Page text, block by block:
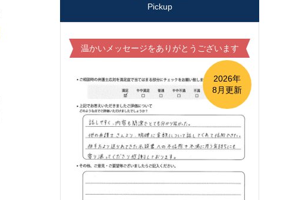
Pickup
温かいメッセージをありがとうございます
2026年
8月更新